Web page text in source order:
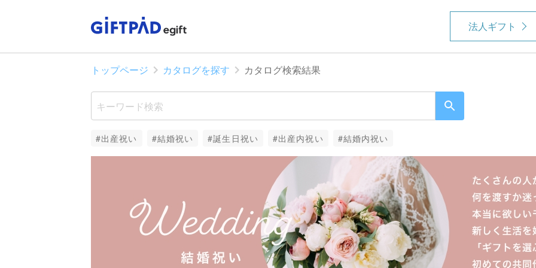
法人ギフト
トップページ カタログを探す カタログ検索結果
#出産祝い #結婚祝い #誕生日祝い #出産内祝い #結婚内祝い